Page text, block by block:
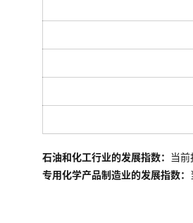
石油和化工行业的发展指数： 当
专用化学产品制造业的发展指数：